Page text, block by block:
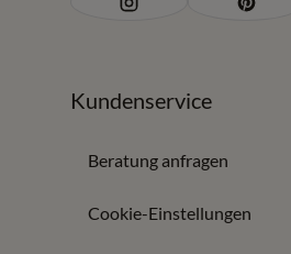
Kundenservice
Beratung anfragen
Cookie-Einstellungen